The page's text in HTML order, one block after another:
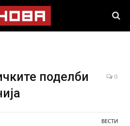
поделби
0
ВЕСТИ